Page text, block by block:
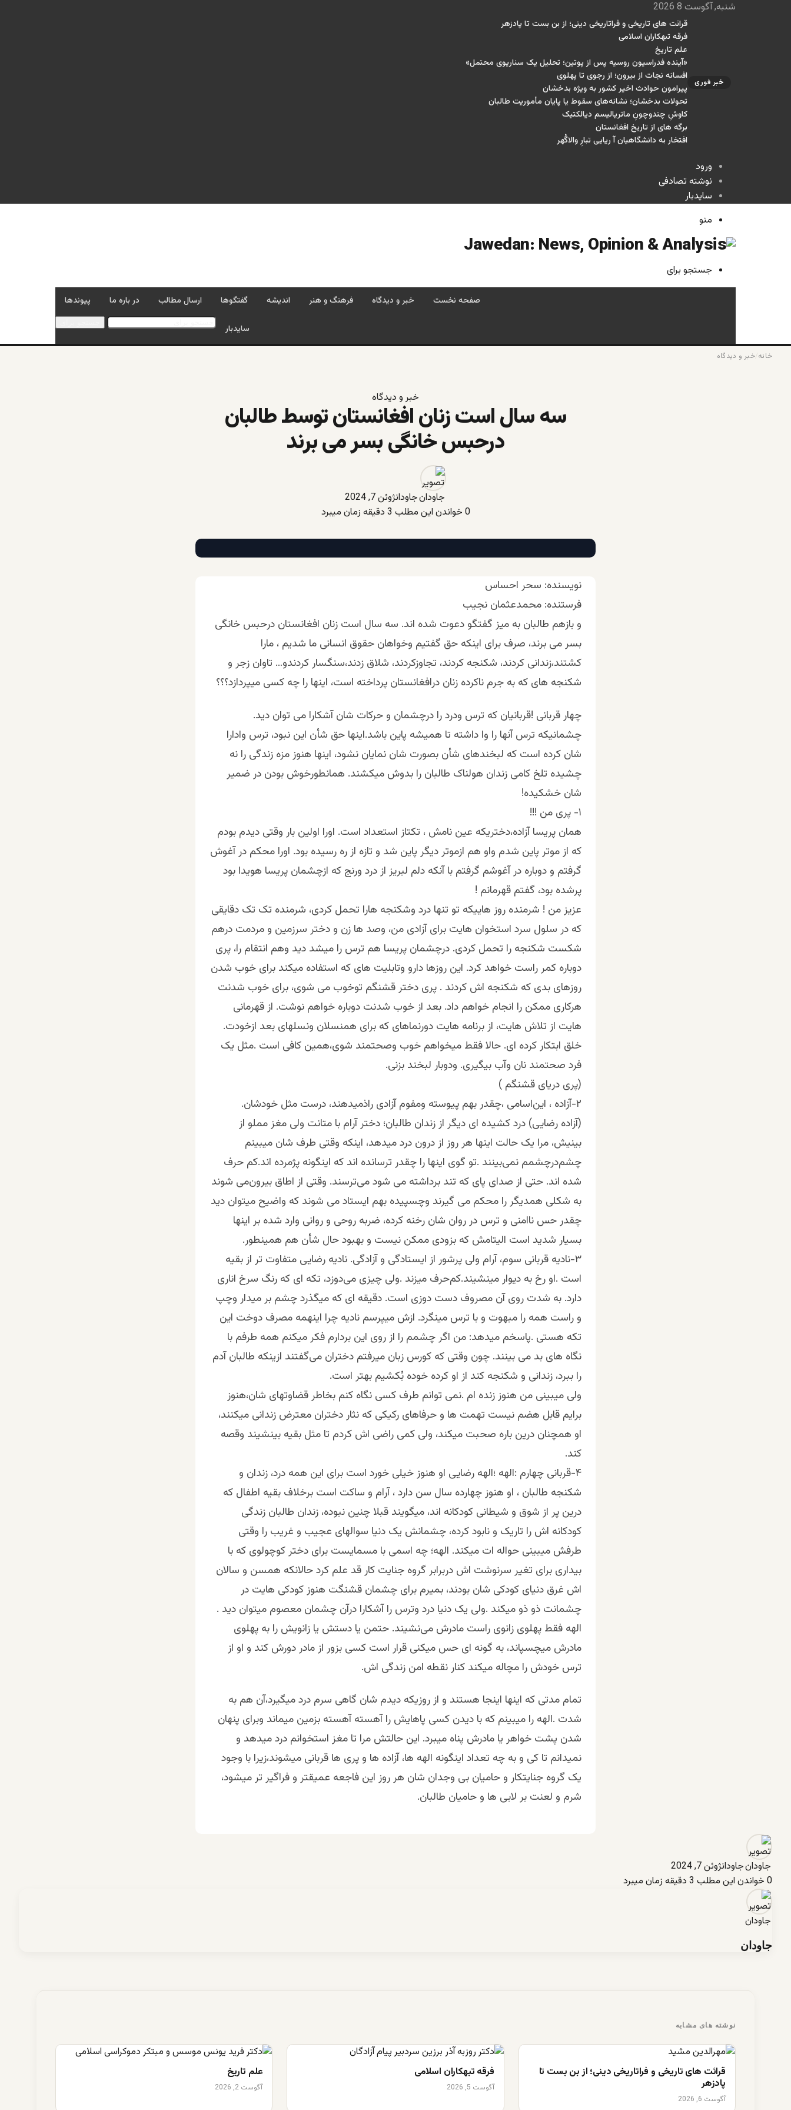
شنبه, آگوست 8 2026
خبر فوری
قرائت های تاریخی و فراتاریخی دینی؛ از بن بست تا پادزهر
فرقه تبهکاران اسلامی
علم تاریخ
«آینده فدراسیون روسیه پس از پوتین؛ تحلیل یک سناریوی محتمل»
افسانه نجات از بیرون؛ از رجوی تا پهلوی
پیرامون حوادث اخیر کشور به ویژه بدخشان
تحولات بدخشان؛ نشانه‌های سقوط یا پایان مأموریت طالبان
کاوشِ چندو‌چونِ ماتریالیسم دیالکتیک
برگه های از تاریخ افغانستان
افتخار به دانشگاهیان آ ریایی تبارِ والاگُهر
ورود
نوشته تصادفی
سایدبار
منو
جستجو برای
صفحه نخست خبر و دیدگاه فرهنگ و هنر اندیشه گفتگوها ارسال مطالب در باره ما پیوندها
سایدبار
خانه /خبر و دیدگاه
خبر و دیدگاه
سه سال است زنان افغانستان توسط طالبان
درحبس خانگی بسر می برند
جاودانژوئن 7, 2024
0 خواندن این مطلب 3 دقیقه زمان میبرد
نویسنده: سحر احساس
فرستنده: محمدعثمان نجیب
و بازهم طالبان به میز گفتگو دعوت شده اند. سه سال است زنان افغانستان درحبس خانگی
بسر می برند، صرف برای اینکه حق گفتیم وخواهان حقوق انسانی ما شدیم ، مارا
کشتند،زندانی کردند، شکنجه کردند، تجاوزکردند، شلاق زدند،سنگسار کردندو… تاوان زجر و
شکنجه های که به جرم ناکرده زنان درافغانستان پرداخته است، اینها را چه کسی میپردازد؟؟؟
چهار قربانی !قربانیان که ترس ودرد را درچشمان و حرکات شان آشکارا می توان دید.
چشمانیکه ترس آنها را وا داشته تا همیشه پاین باشد.اینها حق شأن این نبود، ترس وادارا
شان کرده است که لبخندهای شأن بصورت شان نمایان نشود، اینها هنوز مزه زندگی را نه
چشیده تلخ کامی زندان هولناک طالبان را بدوش میکشند. همانطورخوش بودن در ضمیر
شان خشکیده!
۱- پری من !!!
همان پریسا آزاده،دختریکه عین نامش ، تکتاز استعداد است. اورا اولین بار وقتی دیدم بودم
که از موتر پاین شدم واو هم ازموتر دیگر پاین شد و تازه از ره رسیده بود. اورا محکم در آغوش
گرفتم و دوباره در آغوشم گرفتم با آنکه دلم لبریز از درد ورنج که ازچشمان پریسا هویدا بود
پرشده بود، گفتم قهرمانم !
عزیز من ! شرمنده روز هاییکه تو تنها درد وشکنجه هارا تحمل کردی، شرمنده تک تک دقایقی
که در سلول سرد استخوان هایت برای آزادی من، وصد ها زن و دختر سرزمین و مردمت درهم
شکست شکنجه را تحمل کردی. درچشمان پریسا هم ترس را میشد دید وهم انتقام را، پری
دوباره کمر راست خواهد کرد. این روزها دارو وتابلیت های که استفاده میکند برای خوب شدن
روزهای بدی که شکنجه اش کردند . پری دختر قشنگم تو‌خوب می شوی، برای خوب شدنت
هرکاری ممکن را انجام خواهم داد. بعد از خوب شدنت دوباره خواهم نوشت. از قهرمانی
هایت از تلاش هایت، از برنامه هایت دورنماهای که برای همنسلان ونسلهای بعد ازخودت.
خلق ابتکار کرده ای. حالا فقط میخواهم خوب وصحتمند شوی،همین کافی است .مثل یک
فرد صحتمند نان‌ وآب بیگیری. ودوبار لبخند بزنی.
(پری دریای قشنگم )
۲-آزاده ، این‌اسامی ،چقدر بهم‌ پیوسته ومفوم آزادی راذمیدهند، درست مثل خودشان.
(آزاده رضایی) درد کشیده ای دیگر از زندان طالبان؛ دختر آرام با متانت ولی مغز مملو از
بینیش، مرا یک حالت اینها هر روز از درون درد میدهد، اینکه وقتی طرف شان میبینم
چشم‌درچشمم نمی‌بینند .تو‌ گوی اینها را چقدر ترسانده اند که اینگونه پژمرده اند.کم‌ حرف
شده اند. حتی از صدای پای که تند برداشته می شود می‌ترسند. وقتی از اطاق بیرون‌می شوند
به شکلی همدیگر را محکم‌ می گیرند وچسپیده بهم ایستاد می شوند که واضیح میتوان دید
چقدر حس ناامنی و ترس در روان شان رخنه کرده، ضربه روحی و روانی وارد شده بر اینها
بسیار شدید است الیتامش که بزودی ممکن نیست و بهبود حال شأن هم همینطور.
۳-نادیه قربانی سوم، آرام ولی پرشور از ایستادگی و آزادگی. نادیه رضایی متفاوت تر از بقیه
است .او رخ به دیوار مینشیند.کم‌حرف میزند .ولی چیزی می‌دوزد، تکه ای که رنگ سرخ اناری
دارد. به شدت روی آن مصروف دست دوزی است. دقیقه ای که میگذرد چشم بر میدار وچپ
و راست همه را مبهوت و با ترس مینگرد. ازش میپرسم نادیه چرا اینهمه مصرف دوخت این
تکه هستی .پاسخم میدهد: من اگر چشمم را از روی این بردارم فکر میکنم همه طرفم با
نگاه های بد می بینند. چون وقتی که کورس زبان میرفتم دختران می‌گفتند ازینکه طالبان آدم
را ببرد، زندانی و شکنجه کند از او کرده خوده بُکشیم بهتر است.
ولی میبینی من هنوز زنده ام .نمی توانم طرف کسی نگاه کنم بخاطر قضاوتهای شان،هنوز
برایم قابل هضم نیست تهمت ها و حرفاهای رکیکی که نثار دختران معترض زندانی میکنند،
او همچنان درین باره صحبت میکند، ولی کمی راضی اش کردم تا مثل بقیه بینشیند وقصه
کند.
۴-قربانی چهارم :الهه ؛الهه رضایی او هنوز خیلی خورد است برای این همه درد، زندان و
شکنجه طالبان ، او هنوز چهارده سال سن دارد ، آرام و ساکت است برخلاف بقیه اطفال که
درین پر از شوق و شیطانی کودکانه اند، میگویند قبلا چنین نبوده، زندان طالبان زندگی
کودکانه اش را تاریک و نابود کرده، چشمانش یک دنیا سوالهای عجیب و غریب را وقتی
طرفش میبینی حواله ات میکند. الهه؛ چه اسمی با مسمایست برای دختر کوچولوی که با
بیداری برای تغیر سرنوشت اش دربرابر گروه جنایت کار قد علم کرد حالانکه همسن و سالان
اش غرق دنیای کودکی شان بودند، بمیرم برای چشمان قشنگت هنوز کودکی هایت در
چشمانت ذو ذو میکند .ولی یک دنیا درد وترس را آشکارا درآن چشمان معصوم میتوان دید .
الهه فقط پهلوی زانوی راست مادرش می‌نشیند. حتمن یا دستش یا زانویش را به پهلوی
مادرش میچسپاند، به گونه ای حس میکنی قرار است کسی بزور از مادر دورش کند و او از
ترس خودش را مچاله میکند کنار نقطه امن زندگی اش.
تمام مدتی که اینها اینجا هستند و از روزیکه دیدم شان گاهی سرم درد میگیرد،آن هم به
شدت .الهه را میبینم که با دیدن کسی پاهایش را آهسته آهسته بزمین میماند وبرای پنهان
شدن پشت خواهر یا مادرش پناه میبرد. این حالتش مرا تا مغز استخوانم درد میدهد و
نمیدانم تا کی و به چه تعداد اینگونه الهه ها، آزاده ها و پری ها قربانی میشوند،زیرا با وجود
یک گروه جنایتکار و حامیان بی وجدان شان هر روز این فاجعه عمیقتر و فراگیر تر میشود،
شرم و لعنت بر لابی ها و حامیان طالبان.
جاودانژوئن 7, 2024
0 خواندن این مطلب 3 دقیقه زمان میبرد
جاودان
نوشته های مشابه
قرائت های تاریخی و فراتاریخی دینی؛ از بن بست تا
پادزهر
آگوست 6, 2026
فرقه تبهکاران اسلامی
آگوست 5, 2026
علم تاریخ
آگوست 2, 2026